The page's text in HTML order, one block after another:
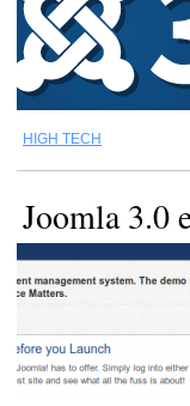
HIGH TECH
Joomla 3.0